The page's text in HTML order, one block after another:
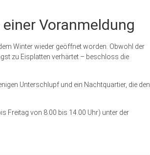
Voranmeldung
Winter wieder geöffnet worden. Obwohl der
zu Eisplatten verhärtet – beschloss die
Unterschlupf und ein Nachtquartier, die den
Freitag von 8.00 bis 14.00 Uhr) unter der